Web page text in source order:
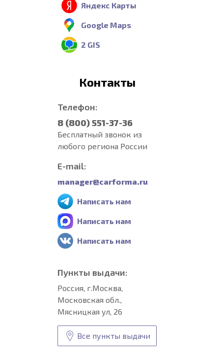
Яндекс Карты
Google Maps
2 GIS
Контакты
Телефон:
8 (800) 551-37-36
Бесплатный звонок из
любого региона России
E-mail:
manager@carforma.ru
Написать нам
Написать нам
Написать нам
Пункты выдачи:
Россия, г.Москва,
Московская обл.,
Мясницкая ул, 26
Все пункты выдачи